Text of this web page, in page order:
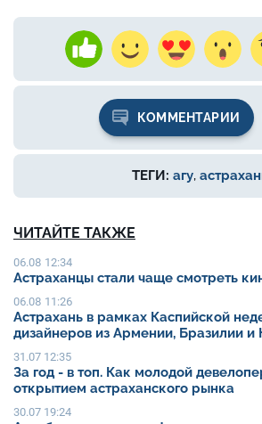
КОММЕНТАРИИ
ТЕГИ: агу,
ЧИТАЙТЕ ТАКЖЕ
06.08 12:34
Астраханцы стали чаще смотреть
06.08 11:26
Астрахань в рамках Каспийской
дизайнеров из Армении, Бразилии и
31.07 12:35
За год - в топ. Как молодой
открытием астраханского рынка
30.07 19:24